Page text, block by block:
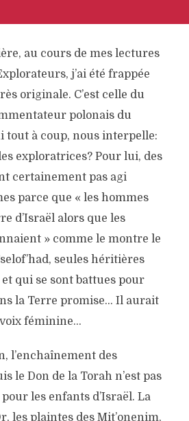
au cours de mes lectures
j’ai été frappée
originale. C’est celle du
polonais du
tout à coup, nous interpelle:
exploratrices? Pour lui, des
certainement pas agi
parce que « les hommes
d’Israël alors que les
» comme le montre le
seules héritières
et qui se sont battues pour
la Terre promise… Il aurait
féminine…
l’enchaînement des
le Don de la Torah n’est pas
les enfants d’Israël. La
les plaintes des Mit’onenim,